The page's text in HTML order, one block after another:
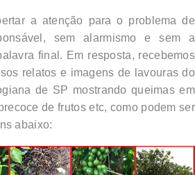
a atenção para o problema de
sem alarmismo e sem a
final. Em resposta, recebemos
relatos e imagens de lavouras do
de SP mostrando queimas em
de frutos etc, como podem ser
abaixo: